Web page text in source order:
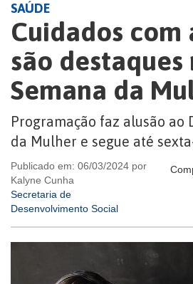
SAÚDE
Cuidados com
são destaques
Semana da
Programação faz alusão ao
da Mulher e segue até
Publicado em: 06/03/2024 por
Kalyne Cunha
Secretaria de
Desenvolvimento Social